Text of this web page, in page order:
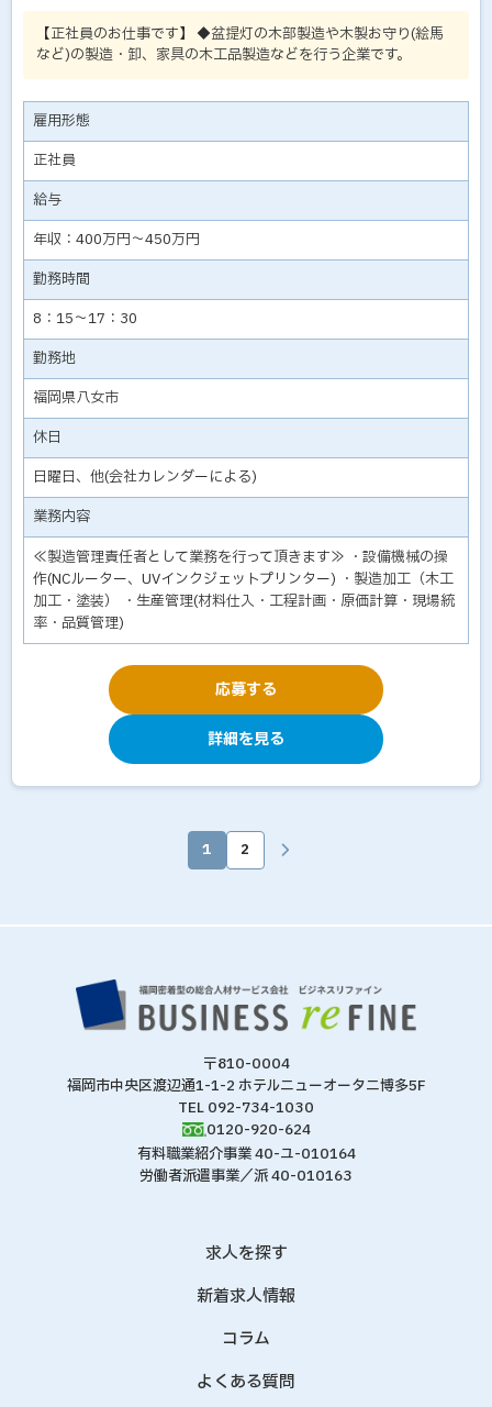
【正社員のお仕事です】 ◆盆提灯の木部製造や木製お守り(絵馬
など)の製造・卸、家具の木工品製造などを行う企業です。
雇用形態
正社員
給与
年収：400万円～450万円
勤務時間
8：15～17：30
勤務地
福岡県八女市
休日
日曜日、他(会社カレンダーによる)
業務内容
≪製造管理責任者として業務を行って頂きます≫ ・設備機械の操
作(NCルーター、UVインクジェットプリンター) ・製造加工（木工
加工・塗装） ・生産管理(材料仕入・工程計画・原価計算・現場統
率・品質管理)
応募する
詳細を見る
1 2
〒810-0004
福岡市中央区渡辺通1-1-2 ホテルニューオータニ博多5F
TEL 092-734-1030
0120-920-624
有料職業紹介事業 40-ユ-010164
労働者派遣事業／派 40-010163
求人を探す
新着求人情報
コラム
よくある質問